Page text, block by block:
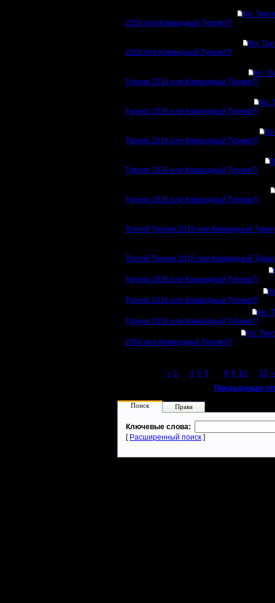
Re:
2016 или Командный Турнир?!
Re:
2016 или Командный Турнир?!
Re:
Турнир 2016 или Командный Турнир?!
Re:
Турнир 2016 или Командный Турнир?!
Турнир 2016 или Командный Турнир?!
Турнир 2016 или Командный Турнир?!
Турнир 2016 или Командный Турнир?!
Третий Турнир 2016 или Командный
Третий Турнир 2016 или Командный
Турнир 2016 или Командный Турнир?!
Турнир 2016 или Командный Турнир?!
Re:
Турнир 2016 или Командный Турнир?!
Re:
2016 или Командный Турнир?!
« 1 4 5 6 8 9 10 23 »
Предыдущая
Поиск Права
Ключевые слова:
[ Расширенный поиск ]